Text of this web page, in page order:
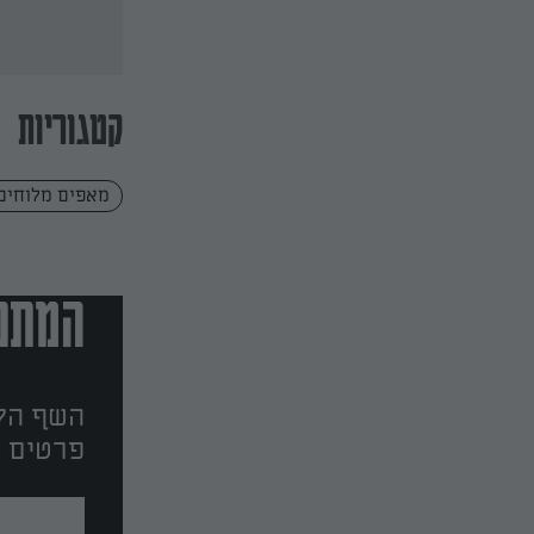
קטגוריות
מאפים
השף
פרטים